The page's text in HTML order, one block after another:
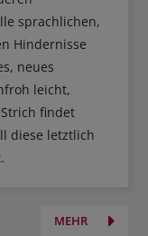
sprachlichen,
Hindernisse
neues
leicht,
findet
diese letztlich
MEHR